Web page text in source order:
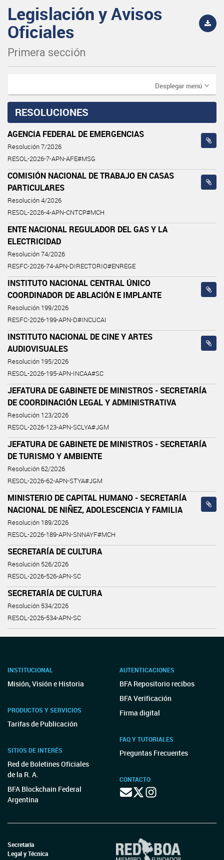
Legislación y Avisos
Oficiales
Primera sección
Desplegar menú
RESOLUCIONES
AGENCIA FEDERAL DE EMERGENCIAS
Resolución 7/2026
RESOL-2026-7-APN-AFE#MSG
COMISIÓN NACIONAL DE TRABAJO EN CASAS
PARTICULARES
Resolución 4/2026
RESOL-2026-4-APN-CNTCP#MCH
ENTE NACIONAL REGULADOR DEL GAS Y LA
ELECTRICIDAD
Resolución 74/2026
RESFC-2026-74-APN-DIRECTORIO#ENREGE
INSTITUTO NACIONAL CENTRAL ÚNICO
COORDINADOR DE ABLACIÓN E IMPLANTE
Resolución 199/2026
RESFC-2026-199-APN-D#INCUCAI
INSTITUTO NACIONAL DE CINE Y ARTES
AUDIOVISUALES
Resolución 195/2026
RESOL-2026-195-APN-INCAA#SC
JEFATURA DE GABINETE DE MINISTROS - SECRETARÍA
DE COORDINACIÓN LEGAL Y ADMINISTRATIVA
Resolución 123/2026
RESOL-2026-123-APN-SCLYA#JGM
JEFATURA DE GABINETE DE MINISTROS - SECRETARÍA
DE TURISMO Y AMBIENTE
Resolución 62/2026
RESOL-2026-62-APN-STYA#JGM
MINISTERIO DE CAPITAL HUMANO - SECRETARÍA
NACIONAL DE NIÑEZ, ADOLESCENCIA Y FAMILIA
Resolución 189/2026
RESOL-2026-189-APN-SNNAYF#MCH
SECRETARÍA DE CULTURA
Resolución 526/2026
RESOL-2026-526-APN-SC
SECRETARÍA DE CULTURA
Resolución 534/2026
RESOL-2026-534-APN-SC
INSTITUCIONAL
Misión, Visión e Historia
PRODUCTOS Y SERVICIOS
Tarifas de Publicación
SITIOS DE INTERÉS
Red de Boletines Oficiales
de la R. A.
BFA Blockchain Federal
Argentina
AUTENTICACIONES
BFA Repositorio recibos
BFA Verificación
Firma digital
FAQ Y TUTORIALES
Preguntas Frecuentes
CONTACTO
Secretaría
Legal y Técnica